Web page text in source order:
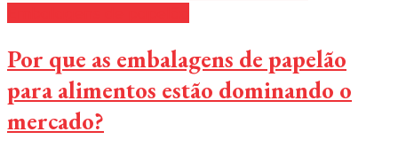
Por que as embalagens de papelão
para alimentos estão dominando o
mercado?